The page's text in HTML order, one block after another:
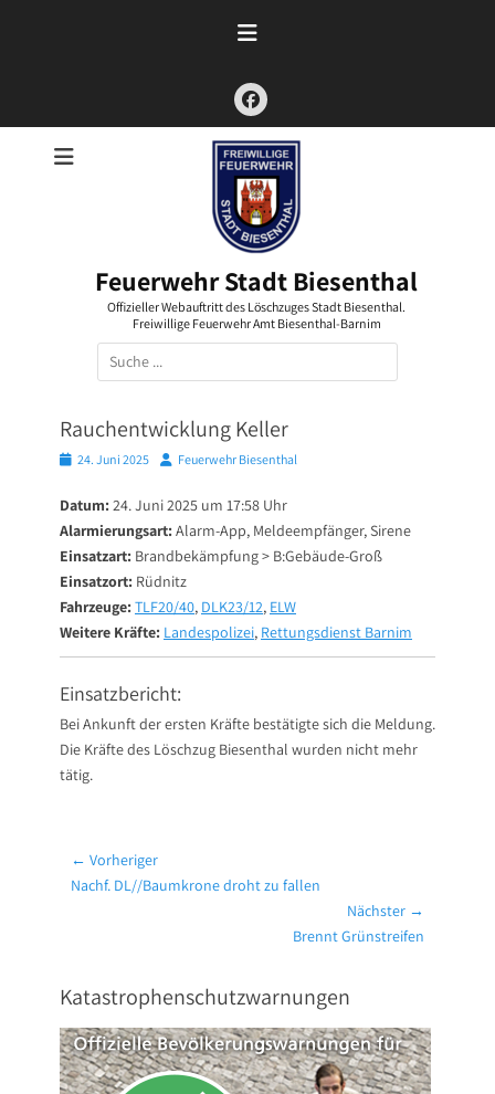
Facebook
Feuerwehr Stadt Biesenthal
Offizieller Webauftritt des Löschzuges Stadt Biesenthal.
Freiwillige Feuerwehr Amt Biesenthal-Barnim
Suchen
nach:
Rauchentwicklung Keller
Posted24. Juni 2025 AutorFeuerwehr Biesenthal
Datum: 24. Juni 2025 um 17:58 Uhr
Alarmierungsart: Alarm-App, Meldeempfänger, Sirene
Einsatzart: Brandbekämpfung > B:Gebäude-Groß
Einsatzort: Rüdnitz
Fahrzeuge: TLF20/40, DLK23/12, ELW
Weitere Kräfte: Landespolizei, Rettungsdienst Barnim
Einsatzbericht:
Bei Ankunft der ersten Kräfte bestätigte sich die Meldung.
Die Kräfte des Löschzug Biesenthal wurden nicht mehr
tätig.
Beitragsnavigation
← Vorheriger
Vorheriger
Nachf. DL//Baumkrone droht zu fallen
Nächster →
Brennt Grünstreifen
Katastrophenschutzwarnungen